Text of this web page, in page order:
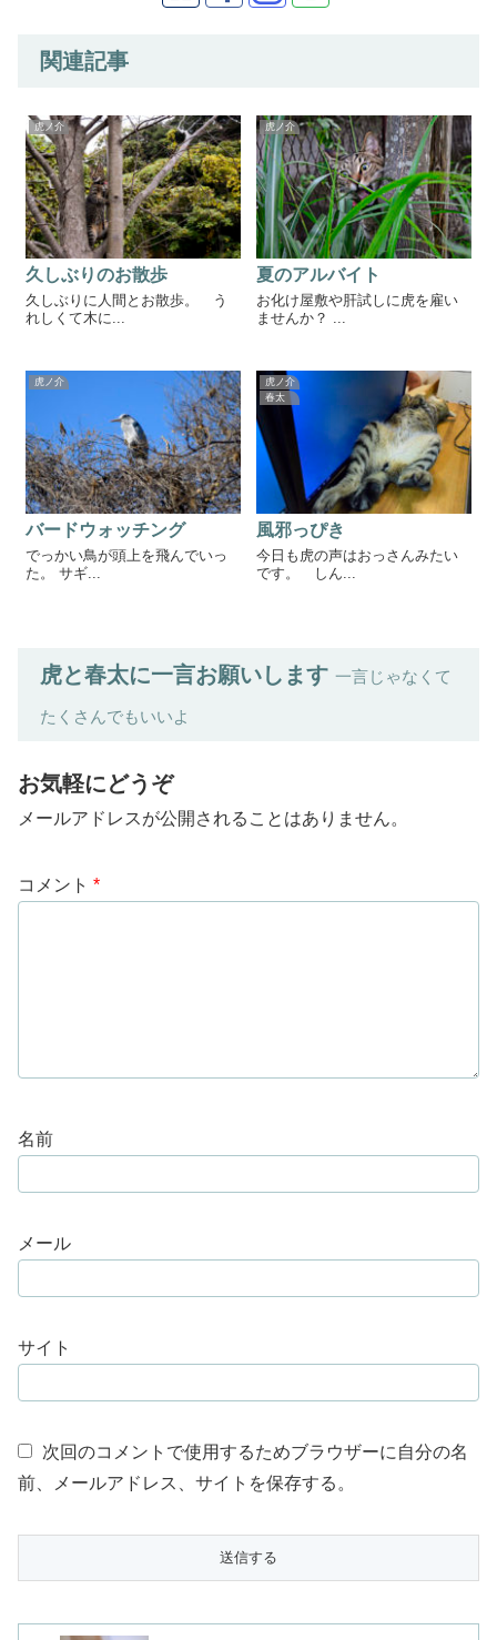
関連記事
虎ノ介
久しぶりのお散歩
久しぶりに人間とお散歩。 う
れしくて木に...
虎ノ介
夏のアルバイト
お化け屋敷や肝試しに虎を雇い
ませんか？ ...
虎ノ介
バードウォッチング
でっかい鳥が頭上を飛んでいっ
た。 サギ...
虎ノ介
春太
風邪っぴき
今日も虎の声はおっさんみたい
です。 しん...
虎と春太に一言お願いします 一言じゃなくて
たくさんでもいいよ
お気軽にどうぞ
メールアドレスが公開されることはありません。
コメント *
名前
メール
サイト
次回のコメントで使用するためブラウザーに自分の名
前、メールアドレス、サイトを保存する。